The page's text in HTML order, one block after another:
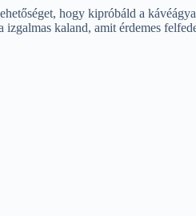
hogy kipróbáld a
izgalmas kaland, amit érdemes